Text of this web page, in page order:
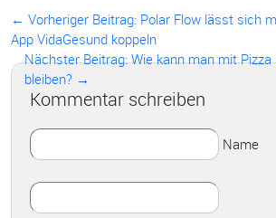
← Vorheriger Beitrag: Polar Flow lässt sich
App VidaGesund koppeln
Nächster Beitrag: Wie kann man mit
bleiben? →
Kommentar schreiben
Name